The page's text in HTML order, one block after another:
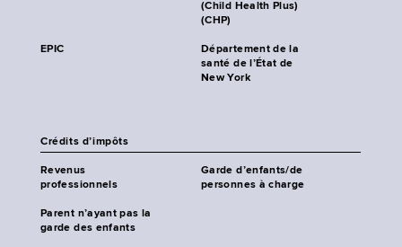
(Child Health Plus)
(CHP)
EPIC
Département de la
santé de l’État de
New York
Crédits d’impôts
Revenus
professionnels
Garde d’enfants/de
personnes à charge
Parent n’ayant pas la
garde des enfants